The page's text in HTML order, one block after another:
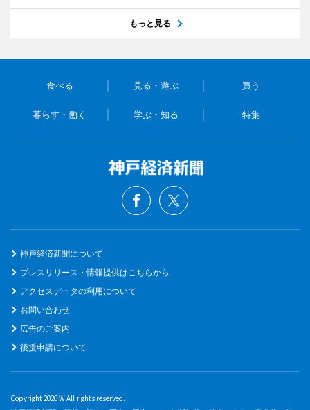
もっと見る
食べる 見る・遊ぶ 買う
暮らす・働く 学ぶ・知る 特集
神戸経済新聞について
プレスリリース・情報提供はこちらから
アクセスデータの利用について
お問い合わせ
広告のご案内
後援申請について
Copyright 2026 W All rights reserved.